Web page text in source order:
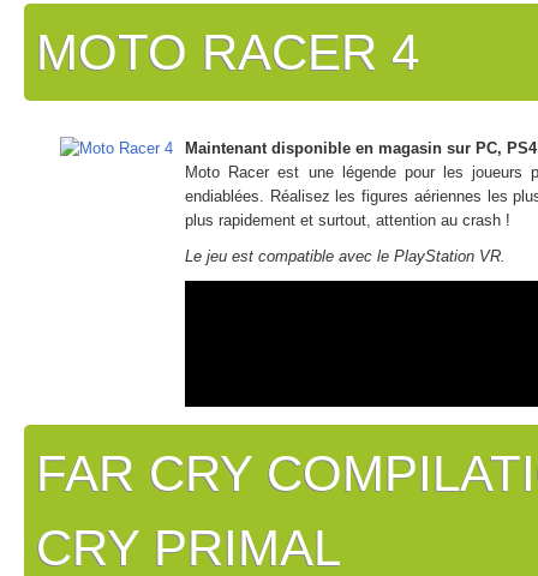
MOTO RACER 4
Maintenant disponible en magasin sur PC,
Moto Racer est une légende pour les
endiablées. Réalisez les figures aériennes les
plus rapidement et surtout, attention au crash !
Le jeu est compatible avec le PlayStation VR.
FAR CRY
CRY PRIMAL